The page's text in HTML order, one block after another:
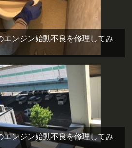
エンジン始動不良を修理してみ
エンジン始動不良を修理してみ